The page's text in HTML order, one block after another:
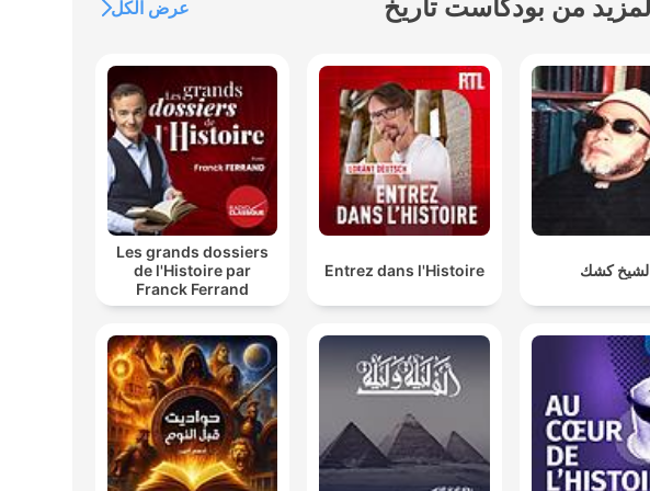
من بودكاست تاريخ عرض الكل
كشك Entrez dans l'Histoire
Les grands dossiers
de l'Histoire par
Franck Ferrand